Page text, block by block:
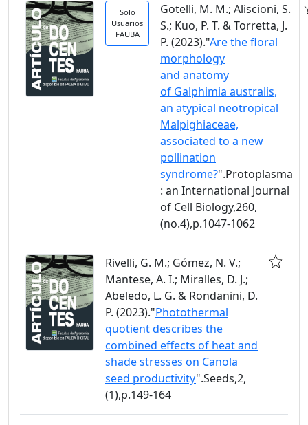
Solo
Usuarios
FAUBA
Gotelli, M. M.; Aliscioni, S.
S.; Kuo, P. T. & Torretta, J.
P. (2023)."Are the floral
morphology
and anatomy
of Galphimia australis,
an atypical neotropical
Malpighiaceae,
associated to a new
pollination
syndrome?".Protoplasma
: an International Journal
of Cell Biology,260,
(no.4),p.1047-1062
Rivelli, G. M.; Gómez, N. V.;
Mantese, A. I.; Miralles, D. J.;
Abeledo, L. G. & Rondanini, D.
P. (2023)."Photothermal
quotient describes the
combined effects of heat and
shade stresses on Canola
seed productivity".Seeds,2,
(1),p.149-164